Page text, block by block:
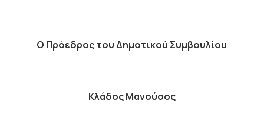
Ο Πρόεδρος του Δημοτικού Συμβουλίου
Κλάδος Μανούσος